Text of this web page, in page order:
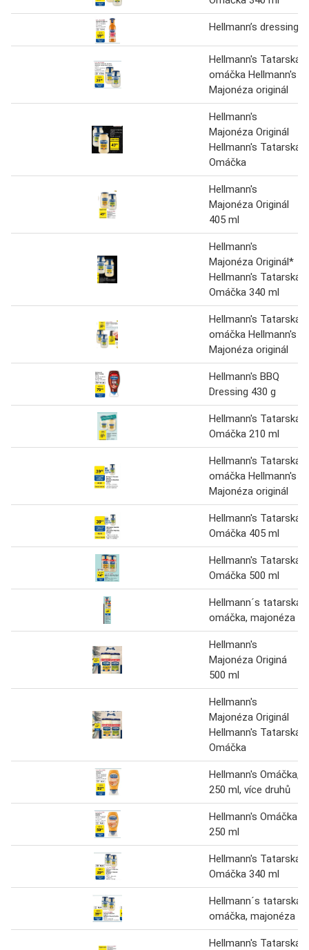
Hellmann’s dressing
Hellmann's Tatarská
omáčka Hellmann's
Majonéza originál
Hellmann's
Majonéza Originál
Hellmann's Tatarská
Omáčka
Hellmann's
Majonéza Originál
405 ml
Hellmann's
Majonéza Originál*
Hellmann's Tatarská
Omáčka 340 ml
Hellmann's Tatarská
omáčka Hellmann's
Majonéza originál
Hellmann's BBQ
Dressing 430 g
Hellmann's Tatarská
Omáčka 210 ml
Hellmann's Tatarská
omáčka Hellmann's
Majonéza originál
Hellmann's Tatarská
Omáčka 405 ml
Hellmann's Tatarská
Omáčka 500 ml
Hellmann´s tatarská
omáčka, majonéza
Hellmann's
Majonéza Originá
500 ml
Hellmann's
Majonéza Originál
Hellmann's Tatarská
Omáčka
Hellmann's Omáčka,
250 ml, více druhů
Hellmann's Omáčka
250 ml
Hellmann's Tatarská
Omáčka 340 ml
Hellmann´s tatarská
omáčka, majonéza
Hellmann's Tatarská